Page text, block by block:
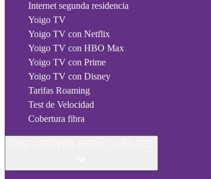
Internet segunda residencia
Yoigo TV
Yoigo TV con Netflix
Yoigo TV con HBO Max
Yoigo TV con Prime
Yoigo TV con Disney
Tarifas Roaming
Test de Velocidad
Cobertura fibra